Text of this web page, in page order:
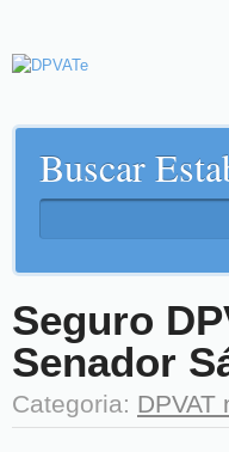
Buscar
Seguro
Senador
Categoria: DPVAT